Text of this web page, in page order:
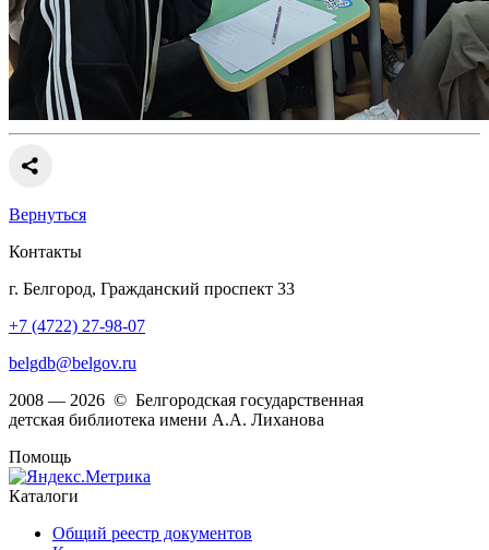
Вернуться
Контакты
г. Белгород, Гражданский проспект 33
+7 (4722) 27-98-07
belgdb@belgov.ru
2008 — 2026 © Белгородская государственная
детская библиотека имени А.А. Лиханова
Помощь
Каталоги
Общий реестр документов